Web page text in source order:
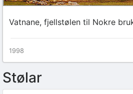
Vatnane, fjellstølen til Nokre
1998
Stølar